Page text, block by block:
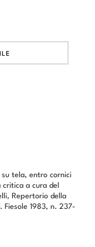
tela, entro cornici
a cura del
Repertorio della
1983, n. 237-